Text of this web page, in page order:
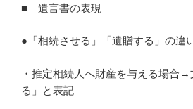
■ 遺言書の表現
●「相続させる」「遺贈する」の違
・推定相続人へ財産を与える場合
る」と表記